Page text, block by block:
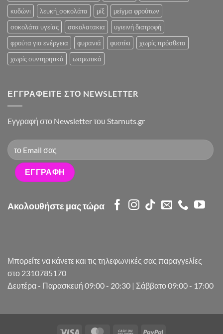
κυδώνι
λευκή_σοκολάτα μίξ
μείγμα φρούτων
σοκολάτα υγείας
σοκολατακια
υγιεινή διατροφή
φρούτα για ενέργεια
φυρανιά φυστίκι
χωρίς πρόσθετα
χωρίς συντηρητικά
ωσμωτικά
ΕΓΓΡΑΦΕΊΤΕ ΣΤΟ NEWSLETTER
Eγγραφή στο Newsletter του Starnuts.gr
Ακολουθήστε μας τώρα
Μπορείτε να κάνετε και τις τηλεφωνικές σας παραγγελίες
στο 2310785170
Δευτέρα - Παρασκευή 09:00 - 20:30 | Σάββατο 09:00 - 17:00
Visa MasterCardCash PayPal